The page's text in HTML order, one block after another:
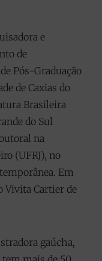
e
de
Pós-Graduação
de Caxias do
Brasileira
do Sul
na
(UFRJ), no
Em
Vivita Cartier de
gaúcha,